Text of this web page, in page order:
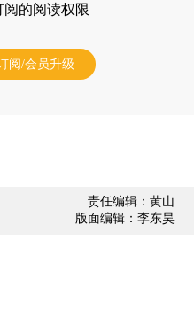
阅的阅读权限
阅/会员升级
责任编辑：黄山
版面编辑：李东昊